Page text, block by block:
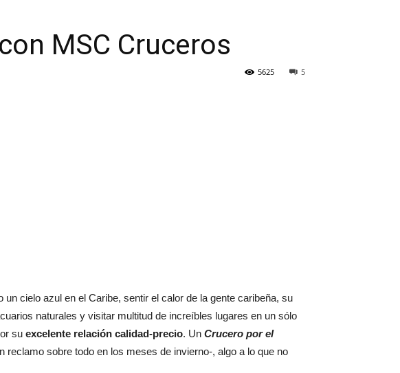
MSC Cruceros
5
5625
cielo azul en el Caribe, sentir el calor de la gente caribeña, su
naturales y visitar multitud de increíbles lugares en un sólo
su excelente relación calidad-precio. Un Crucero por el
sobre todo en los meses de invierno-, algo a lo que no